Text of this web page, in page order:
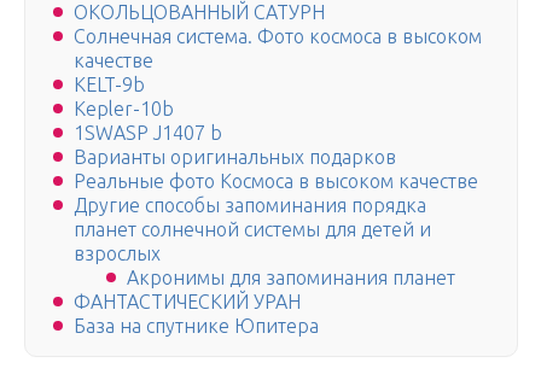
ОКОЛЬЦОВАННЫЙ САТУРН
Солнечная система. Фото космоса в высоком
качестве
KELT-9b
Kepler-10b
1SWASP J1407 b
Варианты оригинальных подарков
Реальные фото Космоса в высоком качестве
Другие способы запоминания порядка
планет солнечной системы для детей и
взрослых
Акронимы для запоминания планет
ФАНТАСТИЧЕСКИЙ УРАН
База на спутнике Юпитера